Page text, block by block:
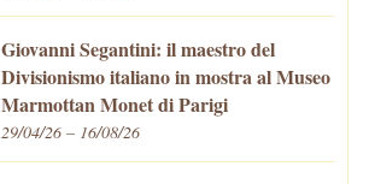
Giovanni Segantini: il maestro del
Divisionismo italiano in mostra al Museo
Marmottan Monet di Parigi
29/04/26 – 16/08/26